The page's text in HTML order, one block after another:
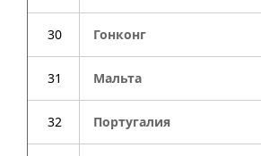
30 Гонконг
31 Мальта
32 Португалия